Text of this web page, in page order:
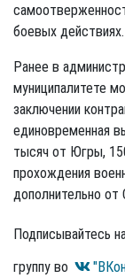
боевых действиях.
Ранее в
муниципалитете
заключении
единовременная
тысяч от Югры,
прохождения
дополнительно от
Подписывайтесь
группу во